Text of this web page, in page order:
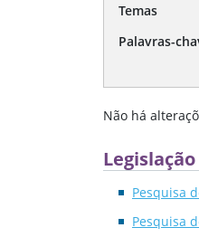
Temas
Palavras-
Não há
Legislação
Pesquisa
Pesquisa